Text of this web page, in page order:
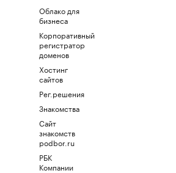
Облако для
бизнеса
Корпоративный
регистратор
доменов
Хостинг
сайтов
Рег.решения
Знакомства
Сайт
знакомств
podbor.ru
РБК
Компании